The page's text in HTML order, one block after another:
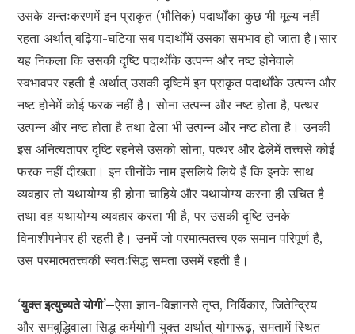
उसके अन्तःकरणमें इन प्राकृत (भौतिक) पदार्थोंका कुछ भी मूल्य नहीं
रहता अर्थात् बढ़िया-घटिया सब पदार्थोंमें उसका समभाव हो जाता है।सार
यह निकला कि उसकी दृष्टि पदार्थोंके उत्पन्न और नष्ट होनेवाले
स्वभावपर रहती है अर्थात् उसकी दृष्टिमें इन प्राकृत पदार्थोंके उत्पन्न और
नष्ट होनेमें कोई फरक नहीं है। सोना उत्पन्न और नष्ट होता है, पत्थर
उत्पन्न और नष्ट होता है तथा ढेला भी उत्पन्न और नष्ट होता है। उनकी
इस अनित्यतापर दृष्टि रहनेसे उसको सोना, पत्थर और ढेलेमें तत्त्वसे कोई
फरक नहीं दीखता। इन तीनोंके नाम इसलिये लिये हैं कि इनके साथ
व्यवहार तो यथायोग्य ही होना चाहिये और यथायोग्य करना ही उचित है
तथा वह यथायोग्य व्यवहार करता भी है, पर उसकी दृष्टि उनके
विनाशीपनेपर ही रहती है। उनमें जो परमात्मतत्त्व एक समान परिपूर्ण है,
उस परमात्मतत्त्वकी स्वतःसिद्ध समता उसमें रहती है।
‘युक्त इत्युच्यते योगी’–ऐसा ज्ञान-विज्ञानसे तृप्त, निर्विकार, जितेन्द्रिय
और समबुद्धिवाला सिद्ध कर्मयोगी युक्त अर्थात् योगारूढ़, समतामें स्थित